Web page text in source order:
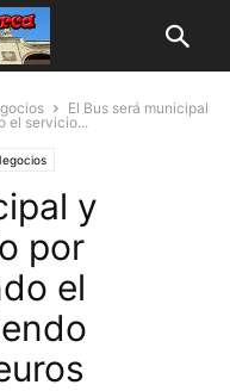
El Bus será municipal
el servicio...
y
por
el